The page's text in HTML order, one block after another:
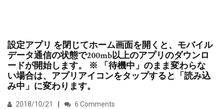
設定アプリ を閉じてホーム画面を開くと、モバイル
データ通信の状態で200mb以上のアプリのダウンロ
ードが開始します。 ※ 「待機中」のまま変わらな
い場合は、アプリアイコンをタップすると「読み込
み中」に変わります。
2018/10/21 6 Comments